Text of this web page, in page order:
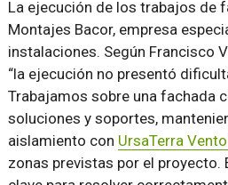
La ejecución de los trabajos de
Montajes Bacor, empresa
instalaciones. Según Francisco
“la ejecución no presentó
Trabajamos sobre una fachada
soluciones y soportes,
aislamiento con UrsaTerra
zonas previstas por el proyecto.